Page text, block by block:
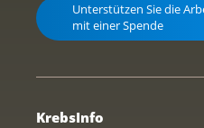
Unterstützen Sie die
mit einer Spende
KrebsInfo